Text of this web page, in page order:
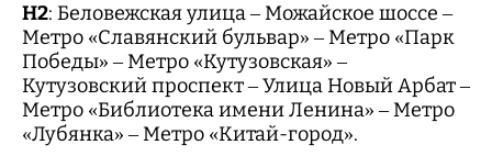
H2: Беловежская улица – Можайское шоссе –
Метро «Славянский бульвар» – Метро «Парк
Победы» – Метро «Кутузовская» –
Кутузовский проспект – Улица Новый Арбат –
Метро «Библиотека имени Ленина» – Метро
«Лубянка» – Метро «Китай-город».